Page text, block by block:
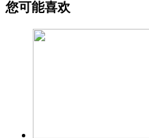
您可能喜欢